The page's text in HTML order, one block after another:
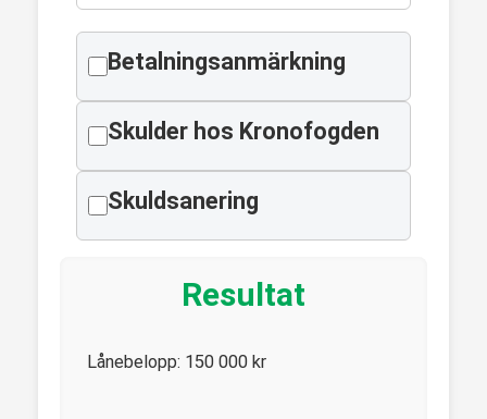
Betalningsanmärkning
Skulder hos Kronofogden
Skuldsanering
Resultat
Lånebelopp: 150 000 kr